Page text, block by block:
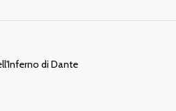
di Dante